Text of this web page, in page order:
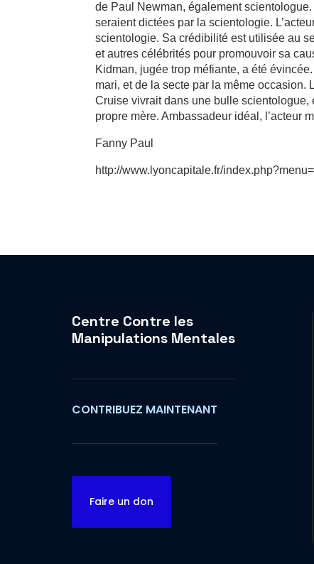
de Paul Newman, également
seraient dictées par la scientologie.
scientologie. Sa crédibilité est utilisée au
et autres célébrités pour promouvoir sa
Kidman, jugée trop méfiante, a été
mari, et de la secte par la même occasion.
Cruise vivrait dans une bulle
propre mère. Ambassadeur idéal, l’acteur
Fanny Paul
http://www.lyoncapitale.fr/
Centre Contre les
Manipulations Mentales
CONTRIBUEZ MAINTENANT
Faire un don